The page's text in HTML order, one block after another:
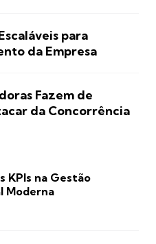
para
da Empresa
Fazem de
da Concorrência
KPIs na Gestão
Moderna